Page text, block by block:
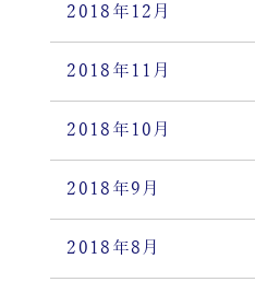
2018年12月
2018年11月
2018年10月
2018年9月
2018年8月